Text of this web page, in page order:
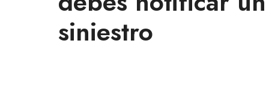
siniestro